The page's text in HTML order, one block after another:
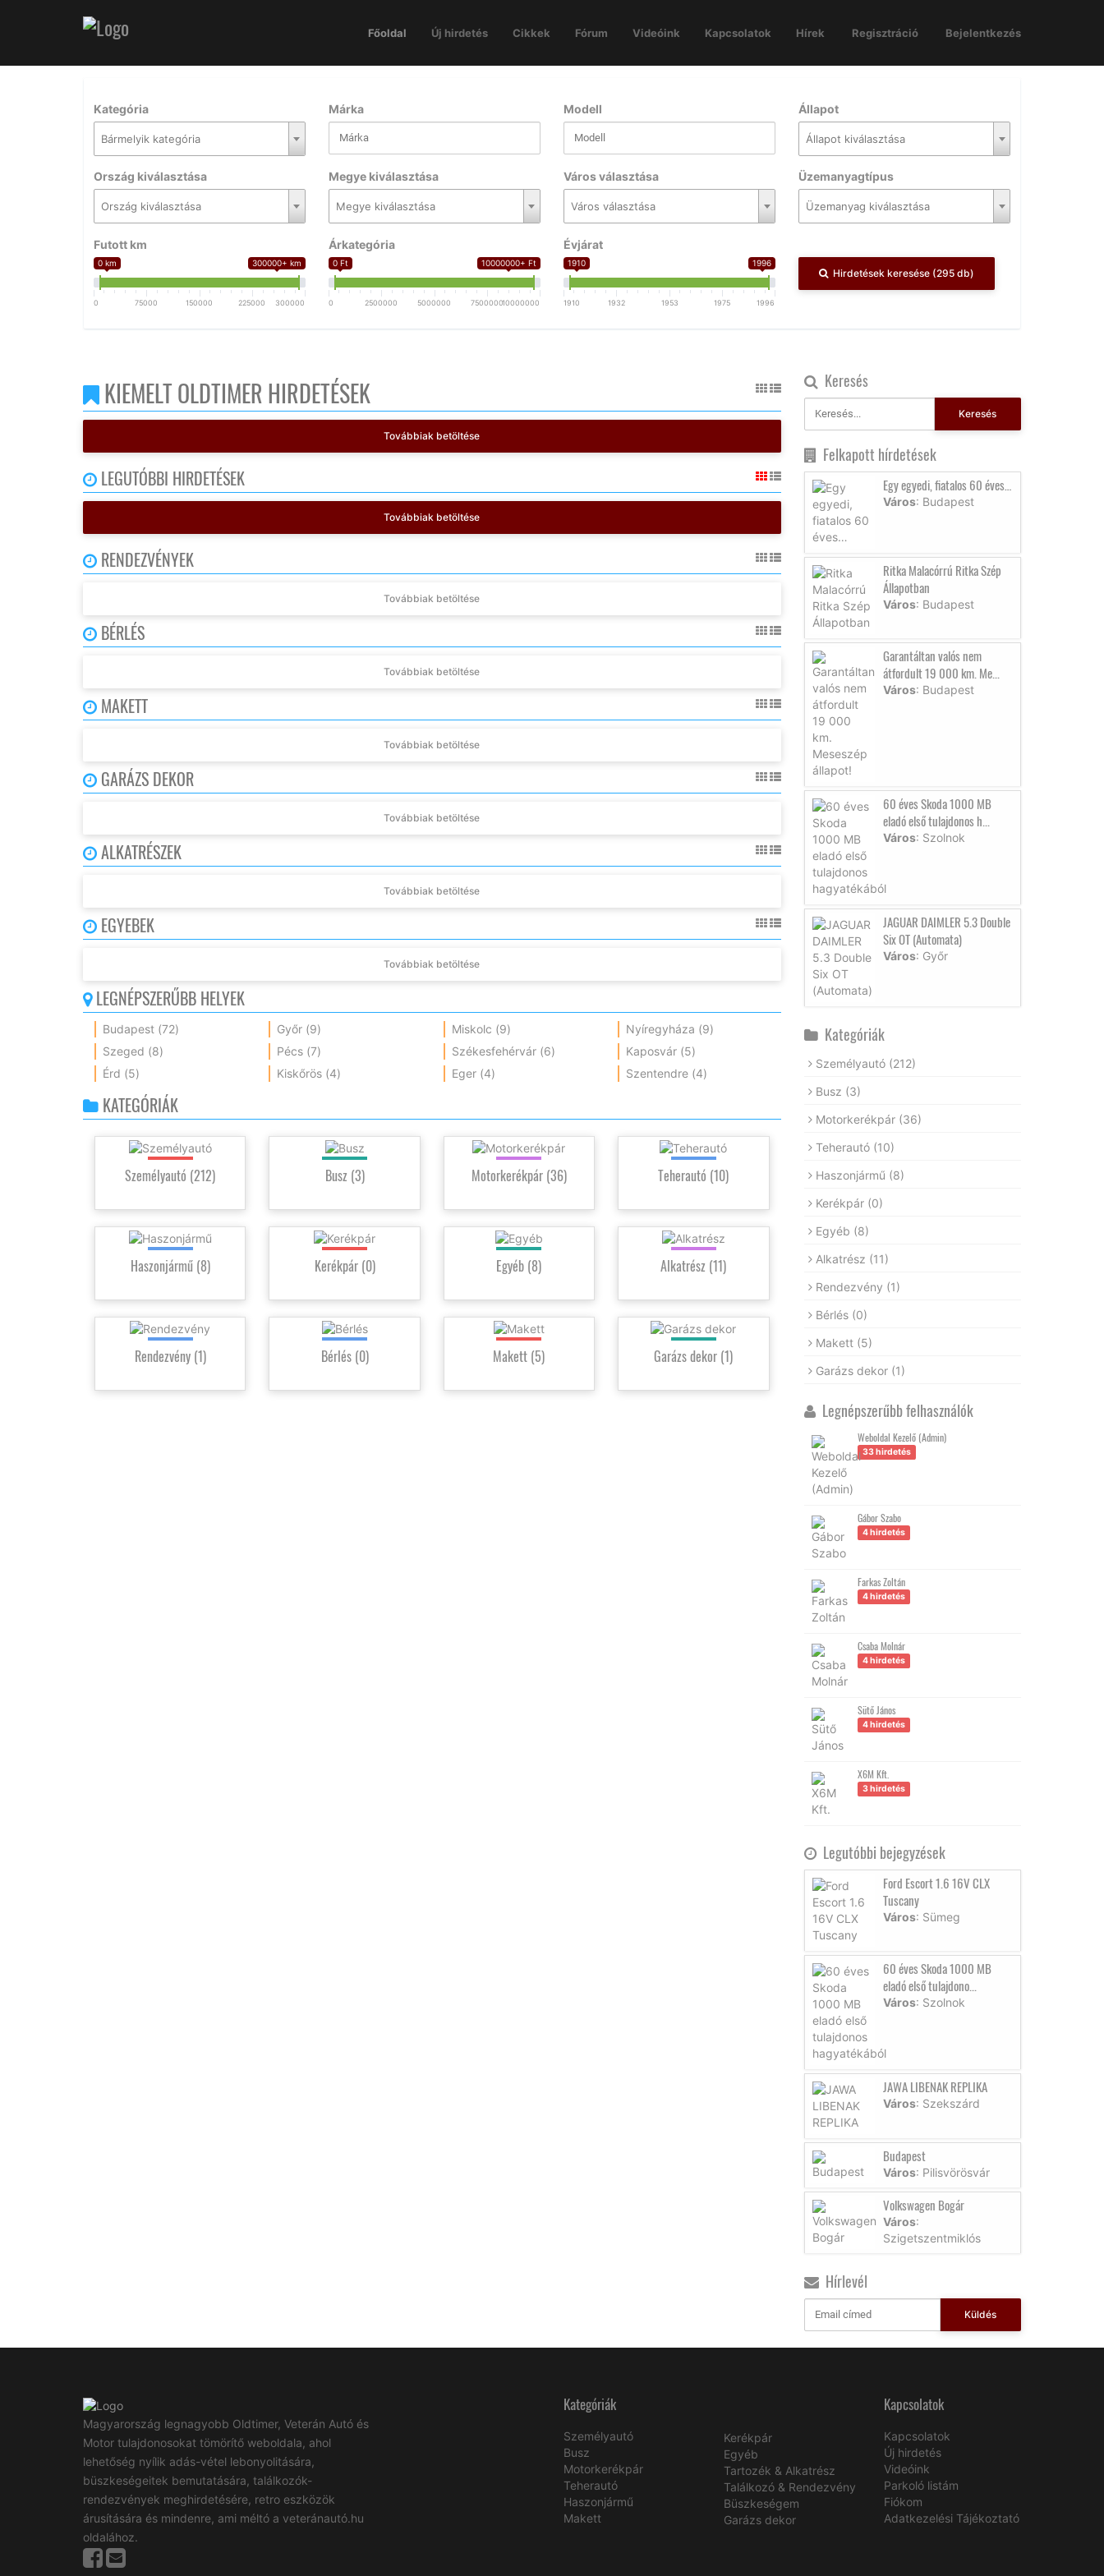
Főoldal Új hirdetés Cikkek Fórum Videóink Kapcsolatok Hírek Regisztráció Bejelentkezés
Kategória
Bármelyik kategória
Márka Modell Állapot
Állapot kiválasztása
Ország kiválasztása
Ország kiválasztása
Megye kiválasztása
Megye kiválasztása
Város választása
Város választása
Üzemanyagtípus
Üzemanyag kiválasztása
Futott km
0 km 300000+ km
0 75000 150000 225000 300000
Árkategória
0 Ft 10000000+ Ft
0 2500000 5000000 750000010000000
Évjárat
1910 1996
1910 1932 1953 1975 1996
Hirdetések keresése (295 db)
KIEMELT OLDTIMER HIRDETÉSEK
Továbbiak betöltése
LEGUTÓBBI HIRDETÉSEK
Továbbiak betöltése
RENDEZVÉNYEK
Továbbiak betöltése
BÉRLÉS
Továbbiak betöltése
MAKETT
Továbbiak betöltése
GARÁZS DEKOR
Továbbiak betöltése
ALKATRÉSZEK
Továbbiak betöltése
EGYEBEK
Továbbiak betöltése
LEGNÉPSZERŰBB HELYEK
Budapest (72) Győr (9) Miskolc (9) Nyíregyháza
(9)
Szeged
(8) Pécs (7) Székesfehérvár (6) Kaposvár
(5)
Érd
(5) Kiskőrös (4) Eger (4) Szentendre (4)
KATEGÓRIÁK
Személyautó (212) Busz (3) Motorkerékpár (36) Teherautó (10)
Haszonjármű (8) Kerékpár (0) Egyéb (8) Alkatrész (11)
Rendezvény (1) Bérlés (0) Makett (5) Garázs dekor (1)
Keresés
Keresés
Felkapott hírdetések
Egy egyedi, fiatalos 60 éves…
Város: Budapest
Ritka Malacórrú Ritka Szép
Állapotban
Város: Budapest
Garantáltan valós nem
átfordult 19 000 km. Me...
Város: Budapest
60 éves Skoda 1000 MB
eladó első tulajdonos h...
Város: Szolnok
JAGUAR DAIMLER 5.3 Double
Six OT (Automata)
Város: Győr
Kategóriák
Személyautó (212)
Busz (3)
Motorkerékpár (36)
Teherautó (10)
Haszonjármű (8)
Kerékpár (0)
Egyéb (8)
Alkatrész (11)
Rendezvény (1)
Bérlés (0)
Makett (5)
Garázs dekor (1)
Legnépszerűbb felhasználók
Weboldal Kezelő (Admin)
33 hirdetés
Gábor Szabo
4 hirdetés
Farkas Zoltán
4 hirdetés
Csaba Molnár
4 hirdetés
Sütő János
4 hirdetés
X6M Kft.
3 hirdetés
Legutóbbi bejegyzések
Ford Escort 1.6 16V CLX
Tuscany
Város: Sümeg
60 éves Skoda 1000 MB
eladó első tulajdono...
Város: Szolnok
JAWA LIBENAK REPLIKA
Város: Szekszárd
Budapest
Város: Pilisvörösvár
Volkswagen Bogár
Város:
Szigetszentmiklós
Hírlevél
Küldés
Magyarország legnagyobb Oldtimer, Veterán Autó és
Motor tulajdonosokat tömörítő weboldala, ahol
lehetőség nyílik adás-vétel lebonyolitására,
büszkeségeitek bemutatására, találkozók-
rendezvények meghirdetésére, retro eszközök
árusítására és mindenre, ami méltó a veteránautó.hu
oldalához.
Kategóriák
Személyautó
Busz
Motorkerékpár
Teherautó
Haszonjármű
Makett
Kerékpár
Egyéb
Tartozék & Alkatrész
Találkozó & Rendezvény
Büszkeségem
Garázs dekor
Kapcsolatok
Kapcsolatok
Új hirdetés
Videóink
Parkoló listám
Fiókom
Adatkezelési Tájékoztató